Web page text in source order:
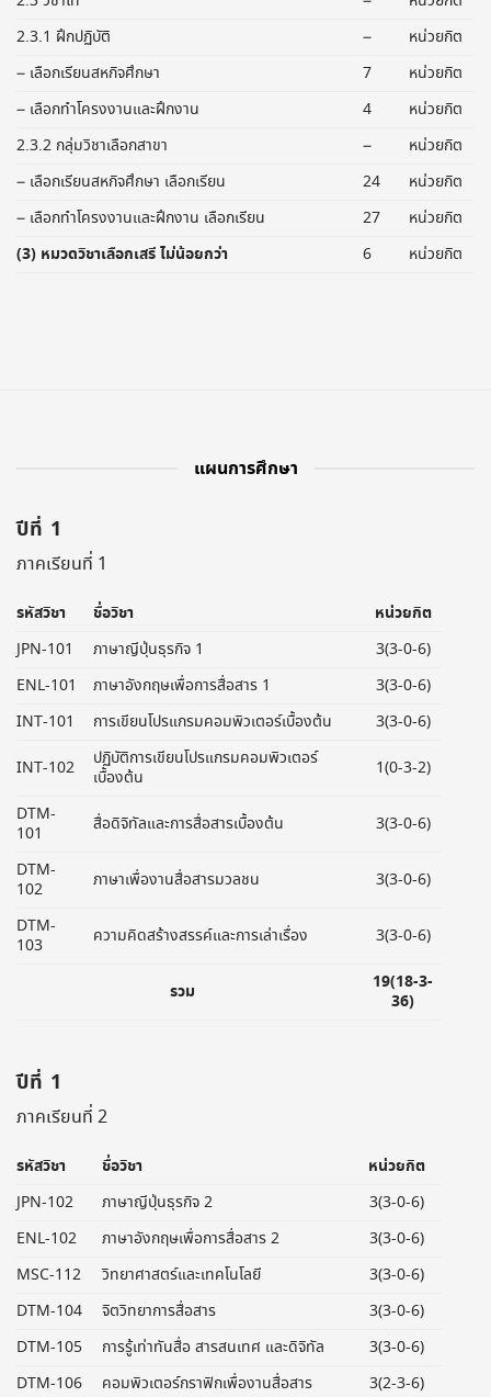
2.3.1 ฝึกปฏิบัติ
–
หน่วยกิต
– เลือกเรียนสหกิจศึกษา
7
หน่วยกิต
– เลือกทำโครงงานและฝึกงาน
4
หน่วยกิต
2.3.2 กลุ่มวิชาเลือกสาขา
–
หน่วยกิต
– เลือกเรียนสหกิจศึกษา เลือกเรียน
24
หน่วยกิต
– เลือกทำโครงงานและฝึกงาน เลือกเรียน
27
หน่วยกิต
(3) หมวดวิชาเลือกเสรี ไม่น้อยกว่า
6 หน่วยกิต
แผนการศึกษา
ปีที่ 1
ภาคเรียนที่ 1
รหัสวิชา ชื่อวิชา
หน่วยกิต
JPN-101
ภาษาญีปุ่นธุรกิจ 1
3(3-0-6)
ENL-101
ภาษาอังกฤษเพื่อการสื่อสาร 1
3(3-0-6)
INT-101
การเขียนโปรแกรมคอมพิวเตอร์เบื้องต้น
3(3-0-6)
INT-102
ปฏิบัติการเขียนโปรแกรมคอมพิวเตอร์
เบื้องต้น
1(0-3-2)
DTM-
101
สื่อดิจิทัลและการสื่อสารเบื้องต้น
3(3-0-6)
DTM-
102
ภาษาเพื่องานสื่อสารมวลชน
3(3-0-6)
DTM-
103
ความคิดสร้างสรรค์และการเล่าเรื่อง 3(3-0-6)
รวม
19(18-3-
36)
ปีที่ 1
ภาคเรียนที่ 2
รหัสวิชา ชื่อวิชา
หน่วยกิต
JPN-102
ภาษาญีปุ่นธุรกิจ 2
3(3-0-6)
ENL-102
ภาษาอังกฤษเพื่อการสื่อสาร 2
3(3-0-6)
MSC-112
วิทยาศาสตร์และเทคโนโลยี
3(3-0-6)
DTM-104
จิตวิทยาการสื่อสาร
3(3-0-6)
DTM-105
การรู้เท่าทันสื่อ สารสนเทศ และดิจิทัล
3(3-0-6)
DTM-106
คอมพิวเตอร์กราฟิกเพื่องานสื่อสาร
3(2-3-6)